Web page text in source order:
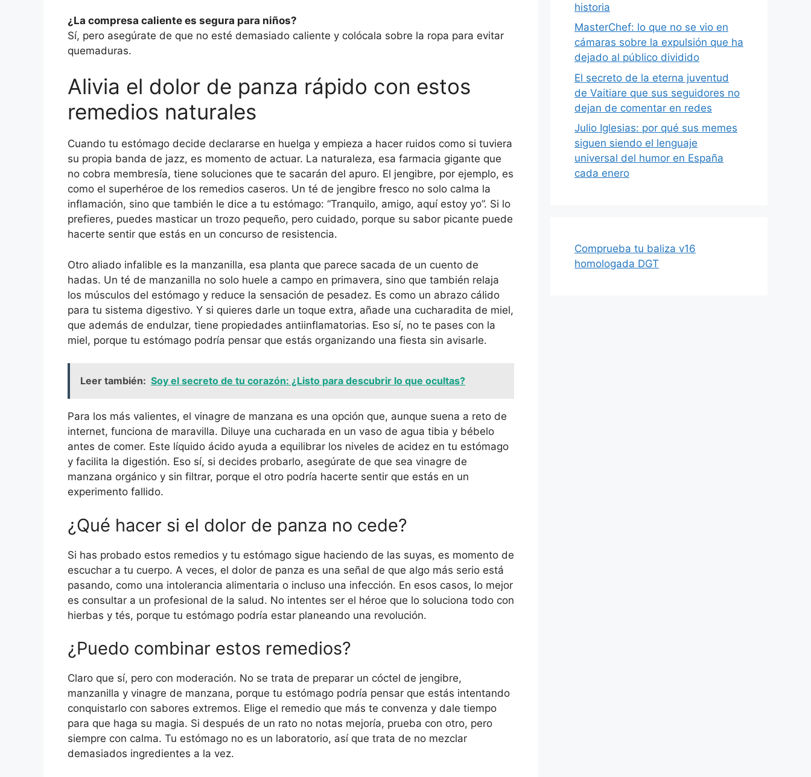
¿La compresa caliente es segura para niños?
Sí, pero asegúrate de que no esté demasiado caliente y colócala sobre la ropa para evitar
quemaduras.
Alivia el dolor de panza rápido con estos
remedios naturales
Cuando tu estómago decide declararse en huelga y empieza a hacer ruidos como si tuviera
su propia banda de jazz, es momento de actuar. La naturaleza, esa farmacia gigante que
no cobra membresía, tiene soluciones que te sacarán del apuro. El jengibre, por ejemplo, es
como el superhéroe de los remedios caseros. Un té de jengibre fresco no solo calma la
inflamación, sino que también le dice a tu estómago: “Tranquilo, amigo, aquí estoy yo”. Si lo
prefieres, puedes masticar un trozo pequeño, pero cuidado, porque su sabor picante puede
hacerte sentir que estás en un concurso de resistencia.
Otro aliado infalible es la manzanilla, esa planta que parece sacada de un cuento de
hadas. Un té de manzanilla no solo huele a campo en primavera, sino que también relaja
los músculos del estómago y reduce la sensación de pesadez. Es como un abrazo cálido
para tu sistema digestivo. Y si quieres darle un toque extra, añade una cucharadita de miel,
que además de endulzar, tiene propiedades antiinflamatorias. Eso sí, no te pases con la
miel, porque tu estómago podría pensar que estás organizando una fiesta sin avisarle.
Leer también: Soy el secreto de tu corazón: ¿Listo para descubrir lo que ocultas?
Para los más valientes, el vinagre de manzana es una opción que, aunque suena a reto de
internet, funciona de maravilla. Diluye una cucharada en un vaso de agua tibia y bébelo
antes de comer. Este líquido ácido ayuda a equilibrar los niveles de acidez en tu estómago
y facilita la digestión. Eso sí, si decides probarlo, asegúrate de que sea vinagre de
manzana orgánico y sin filtrar, porque el otro podría hacerte sentir que estás en un
experimento fallido.
¿Qué hacer si el dolor de panza no cede?
Si has probado estos remedios y tu estómago sigue haciendo de las suyas, es momento de
escuchar a tu cuerpo. A veces, el dolor de panza es una señal de que algo más serio está
pasando, como una intolerancia alimentaria o incluso una infección. En esos casos, lo mejor
es consultar a un profesional de la salud. No intentes ser el héroe que lo soluciona todo con
hierbas y tés, porque tu estómago podría estar planeando una revolución.
¿Puedo combinar estos remedios?
Claro que sí, pero con moderación. No se trata de preparar un cóctel de jengibre,
manzanilla y vinagre de manzana, porque tu estómago podría pensar que estás intentando
conquistarlo con sabores extremos. Elige el remedio que más te convenza y dale tiempo
para que haga su magia. Si después de un rato no notas mejoría, prueba con otro, pero
siempre con calma. Tu estómago no es un laboratorio, así que trata de no mezclar
demasiados ingredientes a la vez.
historia
MasterChef: lo que no se vio en
cámaras sobre la expulsión que ha
dejado al público dividido
El secreto de la eterna juventud
de Vaitiare que sus seguidores no
dejan de comentar en redes
Julio Iglesias: por qué sus memes
siguen siendo el lenguaje
universal del humor en España
cada enero
Comprueba tu baliza v16
homologada DGT